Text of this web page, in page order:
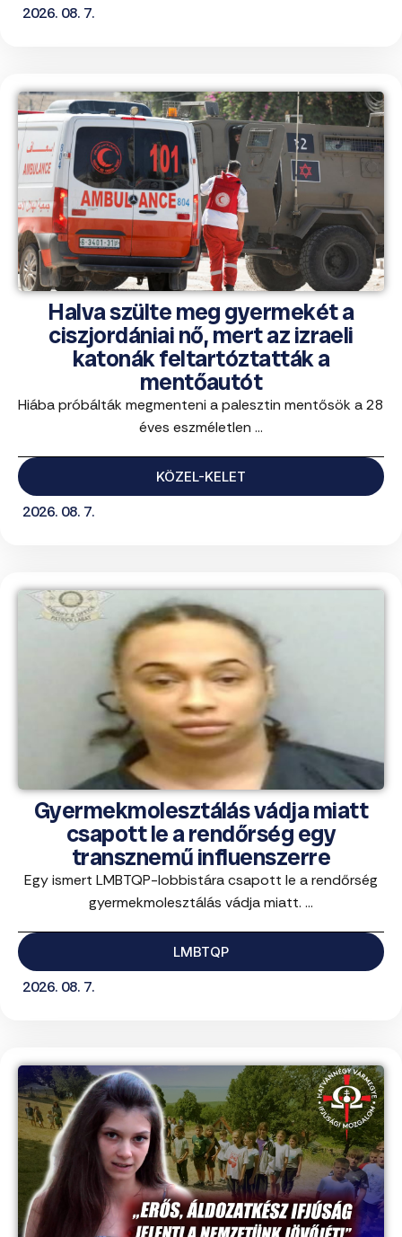
2026. 08. 7.
Halva szülte meg gyermekét a
ciszjordániai nő, mert az izraeli
katonák feltartóztatták a
mentőautót
Hiába próbálták megmenteni a palesztin mentősök a 28
éves eszméletlen ...
KÖZEL-KELET
2026. 08. 7.
Gyermekmolesztálás vádja miatt
csapott le a rendőrség egy
transznemű influenszerre
Egy ismert LMBTQP-lobbistára csapott le a rendőrség
gyermekmolesztálás vádja miatt. ...
LMBTQP
2026. 08. 7.